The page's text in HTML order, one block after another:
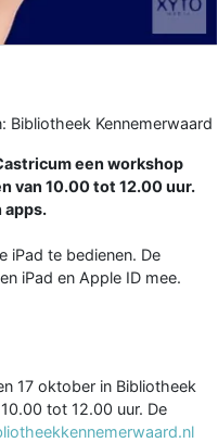
Bibliotheek Kennemerwaard
een workshop
van 10.00 tot 12.00 uur.
apps.
iPad te bedienen. De
iPad en Apple ID mee.
17 oktober in Bibliotheek
tot 12.00 uur. De